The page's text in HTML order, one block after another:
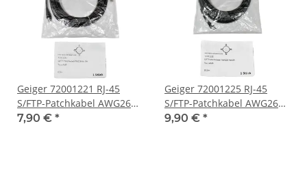
Geiger 72001221 RJ-45
S/FTP-Patchkabel AWG26
Kat.6A Tyco AMP 8m
7,90 € *
Geiger 72001225 RJ-45
S/FTP-Patchkabel AWG26
Kat.6A Tyco AMP 10m
9,90 € *